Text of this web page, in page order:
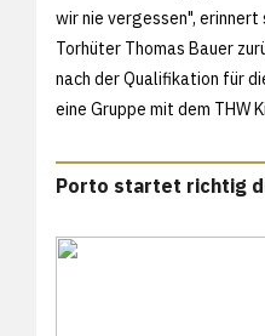
wir nie vergessen",
Torhüter Thomas Bauer
nach der Qualifikation für
eine Gruppe mit dem THW
Porto startet richtig